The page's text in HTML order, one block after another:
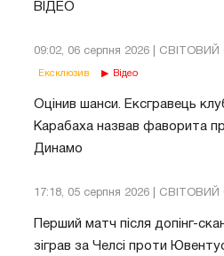
ВІДЕО
09:02, 06 серпня 2026 |
Ексклюзив Відео
Оцінив шанси. Ексгравець
Карабаха назвав фаворита
Динамо
17:18, 05 серпня 2026 |
Перший матч після допінг-
зіграв за Челсі проти